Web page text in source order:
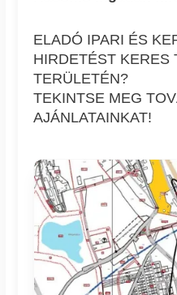
ELADÓ IPARI ÉS
HIRDETÉST KERES
TERÜLETÉN?
TEKINTSE MEG
AJÁNLATAINKAT!